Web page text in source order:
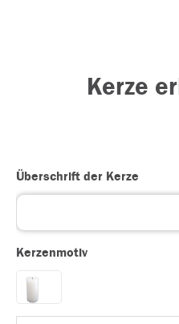
Kerze
Überschrift der Kerze
Kerzenmotiv